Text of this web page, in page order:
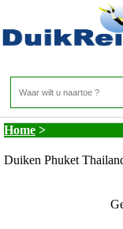
Thailand -
Home >
Duiken Phuket